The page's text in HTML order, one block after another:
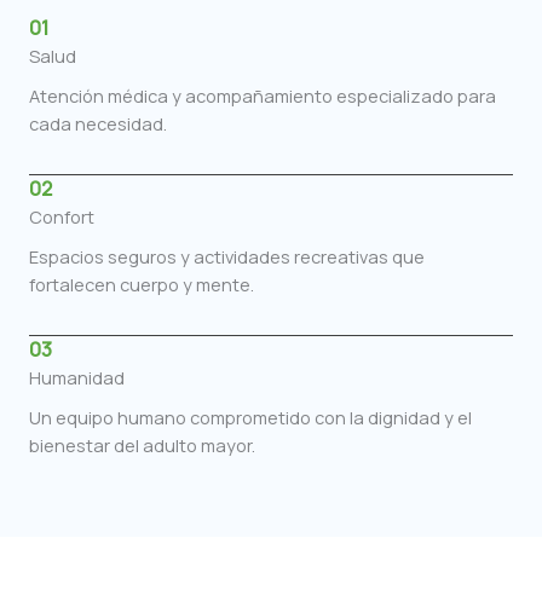
01
Salud
Atención médica y acompañamiento especializado para
cada necesidad.
02
Confort
Espacios seguros y actividades recreativas que
fortalecen cuerpo y mente.
03
Humanidad
Un equipo humano comprometido con la dignidad y el
bienestar del adulto mayor.